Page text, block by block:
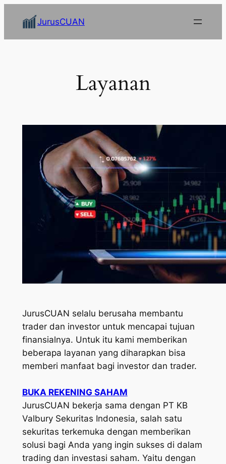
JurusCUAN
Layanan
JurusCUAN selalu berusaha membantu
trader dan investor untuk mencapai tujuan
finansialnya. Untuk itu kami memberikan
beberapa layanan yang diharapkan bisa
memberi manfaat bagi investor dan trader.
BUKA REKENING SAHAM
JurusCUAN bekerja sama dengan PT KB
Valbury Sekuritas Indonesia, salah satu
sekuritas terkemuka dengan memberikan
solusi bagi Anda yang ingin sukses di dalam
trading dan investasi saham. Yaitu dengan